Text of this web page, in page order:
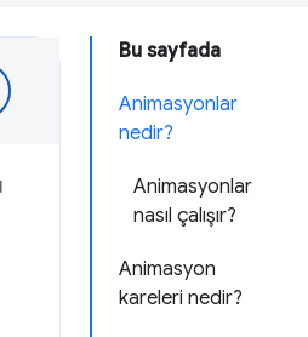
Bu sayfada
Animasyonlar
nedir?
Animasyonlar
nasıl çalışır?
Animasyon
kareleri nedir?